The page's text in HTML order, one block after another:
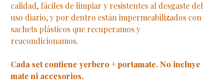
calidad, fáciles de limpiar y resistentes al desgaste del
uso diario, y por dentro están impermeabilizados con
sachets plásticos que recuperamos y
reacondicionamos.
Cada set contiene yerbero + portamate. No incluye
mate ni accesorios.